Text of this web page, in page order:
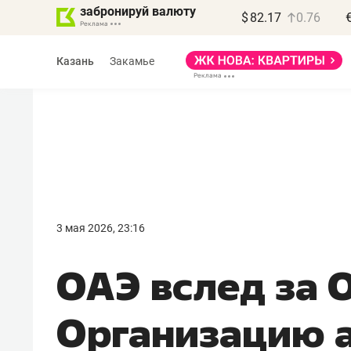
забронируй валюту $ 82.17 0.76
Казань Закамье
3 мая 2026, 23:16
ОАЭ вслед за
Организацию
правил, бизнес может
потерять минимум